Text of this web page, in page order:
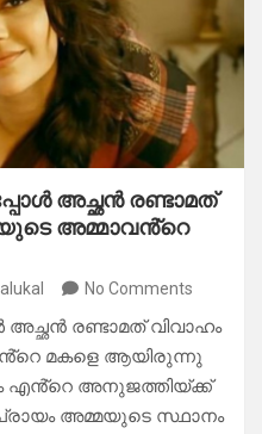
അച്ഛൻ രണ്ടാമത്
അമ്മാവൻ്റെ
No Comments
അച്ഛൻ രണ്ടാമത് വിവാഹം
മകളെ ആയിരുന്നു
എൻ്റെ അനുജത്തിയ്ക്ക്
അമ്മയുടെ സ്ഥാനം